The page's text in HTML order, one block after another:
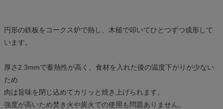
円形の鉄板をコークス炉で熱し、木槌で叩いてひとつずつ成形して
います。
厚さ2.3mmで蓄熱性が高く、食材を入れた後の温度下がりが少ない
ため
肉は旨味を閉じ込めてカリッと焼き上げられます。
強度が高いため焚き火や炭火での使用も問題ありません。